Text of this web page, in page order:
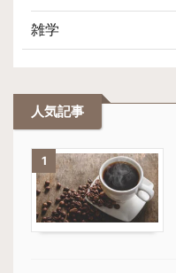
雑学
人気記事
1